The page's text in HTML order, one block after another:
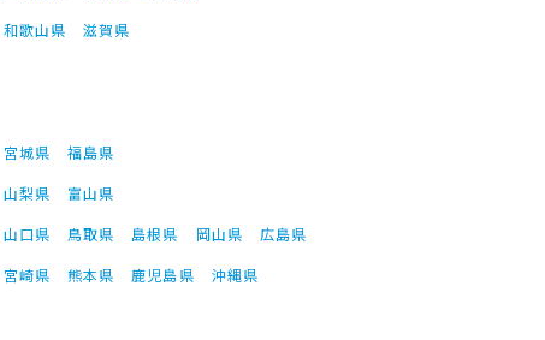
和歌山県
滋賀県
宮城県
福島県
山梨県
富山県
山口県 鳥取県 島根県 岡山県
広島県
宮崎県 熊本県 鹿児島県 沖縄県